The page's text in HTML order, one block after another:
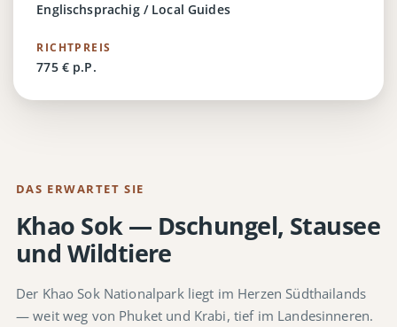
Englischsprachig / Local Guides
RICHTPREIS
775 € p.P.
DAS ERWARTET SIE
Khao Sok — Dschungel, Stausee
und Wildtiere
Der Khao Sok Nationalpark liegt im Herzen Südthailands
— weit weg von Phuket und Krabi, tief im Landesinneren.